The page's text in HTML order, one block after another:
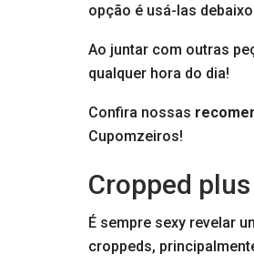
opção é usá-las
Ao juntar com outras
qualquer hora do dia!
Confira nossas
Cupomzeiros!
Cropped
É sempre sexy revelar
croppeds,